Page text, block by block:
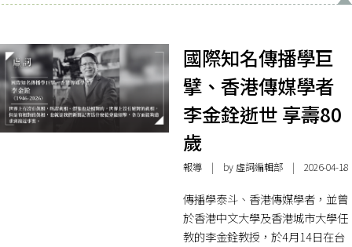
國際知名傳播學巨
擘、香港傳媒學者
李金銓逝世 享壽80
歲
報導| by 虛詞編輯部 | 2026-04-18
傳播學泰斗、香港傳媒學者，並曾
於香港中文大學及香港城市大學任
教的李金銓教授，於4月14日在台